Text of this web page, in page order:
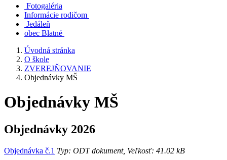
Fotogaléria
Informácie rodičom
Jedáleň
obec Blatné
Úvodná stránka
O škole
ZVEREJŇOVANIE
Objednávky MŠ
Objednávky MŠ
Objednávky 2026
Objednávka č.1 Typ: ODT dokument, Veľkosť: 41.02 kB